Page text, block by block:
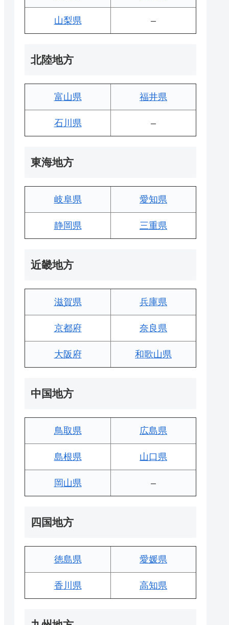
山梨県 –
北陸地方
富山県 福井県
石川県 –
東海地方
岐阜県 愛知県
静岡県 三重県
近畿地方
滋賀県 兵庫県
京都府 奈良県
大阪府 和歌山県
中国地方
鳥取県 広島県
島根県 山口県
岡山県 –
四国地方
徳島県 愛媛県
香川県 高知県